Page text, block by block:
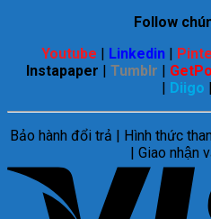
Follow
Youtube | Linkedin |
Instapaper | Tumblr |
| Diigo |
Bảo hành đổi trả | Hình thức
| Giao nhận